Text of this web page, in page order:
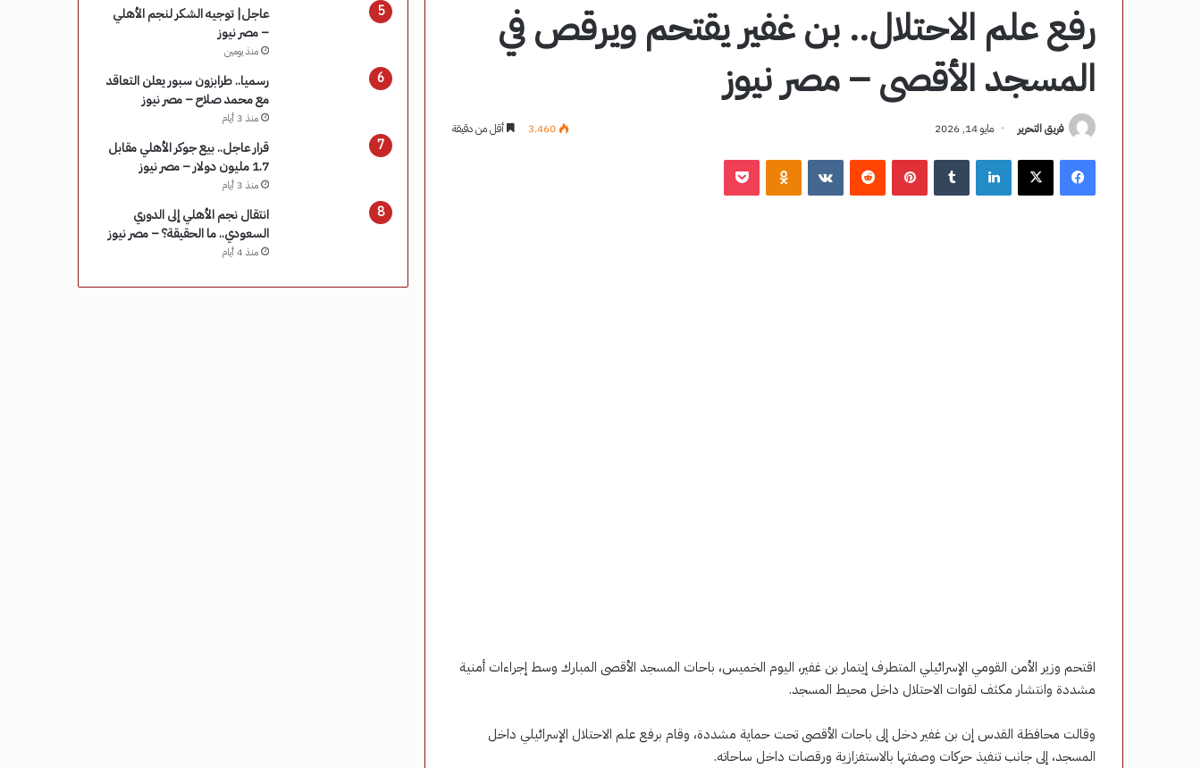
رفع علم الاحتلال.. بن غفير يقتحم ويرقص في
المسجد الأقصى – مصر نيوز
فريق التحرير مايو 14, 2026 3٬460 أقل من دقيقة
فيسبوك ‫X لينكدإن بينتيريست ‏VKontakte
اقتحم وزير الأمن القومي الإسرائيلي المتطرف إيتمار بن غفير، اليوم الخميس، باحات المسجد الأقصى المبارك وسط إجراءات أمنية
مشددة وانتشار مكثف لقوات الاحتلال داخل محيط المسجد.
وقالت محافظة القدس إن بن غفير دخل إلى باحات الأقصى تحت حماية مشددة، وقام برفع علم الاحتلال الإسرائيلي داخل
المسجد، إلى جانب تنفيذ حركات وصفتها بالاستفزازية ورقصات داخل ساحاته.
عاجل| توجيه الشكر لنجم الأهلي
– مصر نيوز
منذ يومين
رسميا.. طرابزون سبور يعلن التعاقد
مع محمد صلاح – مصر نيوز
منذ 3 أيام
قرار عاجل.. بيع جوكر الأهلي مقابل
1.7 مليون دولار – مصر نيوز
منذ 3 أيام
انتقال نجم الأهلي إلى الدوري
السعودي.. ما الحقيقة؟ – مصر نيوز
منذ 4 أيام